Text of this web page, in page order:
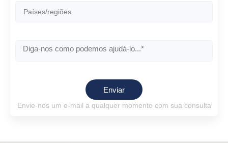
Enviar
Envie-nos um e-mail a qualquer momento com sua consulta